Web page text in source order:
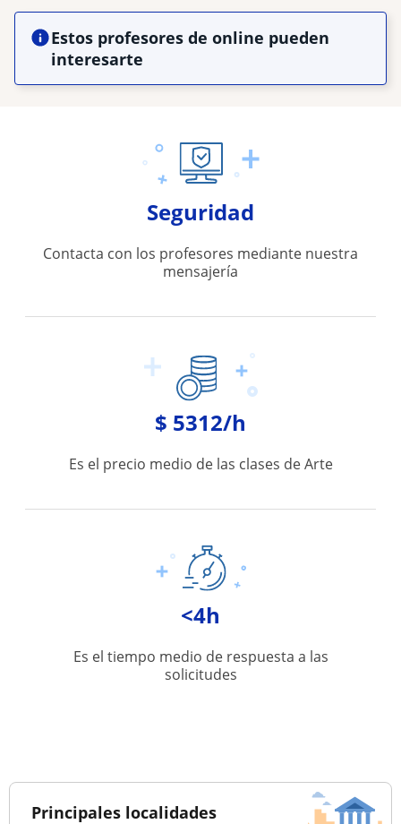
Estos profesores de online pueden
interesarte
Seguridad
Contacta con los profesores mediante nuestra
mensajería
$ 5312/h
Es el precio medio de las clases de Arte
<4h
Es el tiempo medio de respuesta a las
solicitudes
Principales localidades